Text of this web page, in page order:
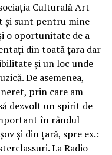
Culturală Art
și sunt pentru mine
o oportunitate de a
din toată țara dar
și un loc unde
De asemenea,
prin care am
dezvolt un spirit de
în rândul
și din țară, spre ex.:
La Radio